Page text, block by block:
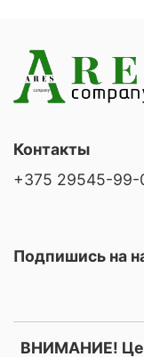
ВНИМАНИЕ!
Контакты
+375 29545-99-
Подпишись на